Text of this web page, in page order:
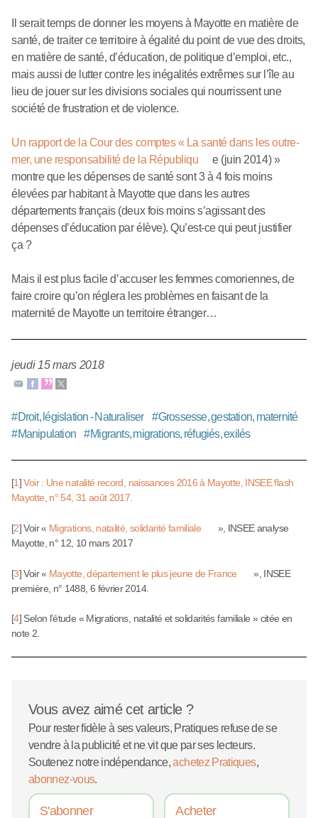
Il serait temps de donner les moyens à Mayotte en matière de
santé, de traiter ce territoire à égalité du point de vue des droits,
en matière de santé, d’éducation, de politique d’emploi, etc.,
mais aussi de lutter contre les inégalités extrêmes sur l’île au
lieu de jouer sur les divisions sociales qui nourrissent une
société de frustration et de violence.
Un rapport de la Cour des comptes « La santé dans les outre-
mer, une responsabilité de la Républiqu
e (juin 2014) »
montre que les dépenses de santé sont 3 à 4 fois moins
élevées par habitant à Mayotte que dans les autres
départements français (deux fois moins s’agissant des
dépenses d’éducation par élève). Qu’est-ce qui peut justifier
ça ?
Mais il est plus facile d’accuser les femmes comoriennes, de
faire croire qu’on réglera les problèmes en faisant de la
maternité de Mayotte un territoire étranger…
jeudi 15 mars 2018
#Droit, législation - Naturaliser #Grossesse, gestation, maternité
#Manipulation #Migrants, migrations, réfugiés, exilés
[1]Voir : Une natalité record, naissances 2016 à Mayotte, INSEE flash
Mayotte, n° 54, 31 août 2017.
[2]Voir « Migrations, natalité, solidarité familiale
», INSEE analyse
Mayotte, n° 12, 10 mars 2017
[3]Voir « Mayotte, département le plus jeune de France
», INSEE
première, n° 1488, 6 février 2014.
[4] Selon l’étude « Migrations, natalité et solidarités familiale » citée en
note 2.
Vous avez aimé cet article ?
Pour rester fidèle à ses valeurs, Pratiques refuse de se
vendre à la publicité et ne vit que par ses lecteurs.
Soutenez notre indépendance,achetez Pratiques,
abonnez-vous.
S'abonner Acheter